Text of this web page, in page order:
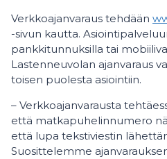
Verkkoajanvaraus tehdään
-sivun kautta.
pankkitunnuksilla tai
Lastenneuvolan ajanvaraus
toisen puolesta asiointiin.
– Verkkoajanvarausta
että matkapuhelinnumero
että lupa tekstiviestin
Suosittelemme